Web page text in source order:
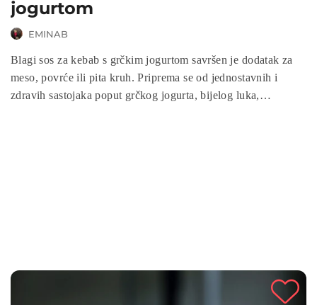
jogurtom
EMINAB
Blagi sos za kebab s grčkim jogurtom savršen je dodatak za
meso, povrće ili pita kruh. Priprema se od jednostavnih i
zdravih sastojaka poput grčkog jogurta, bijelog luka,